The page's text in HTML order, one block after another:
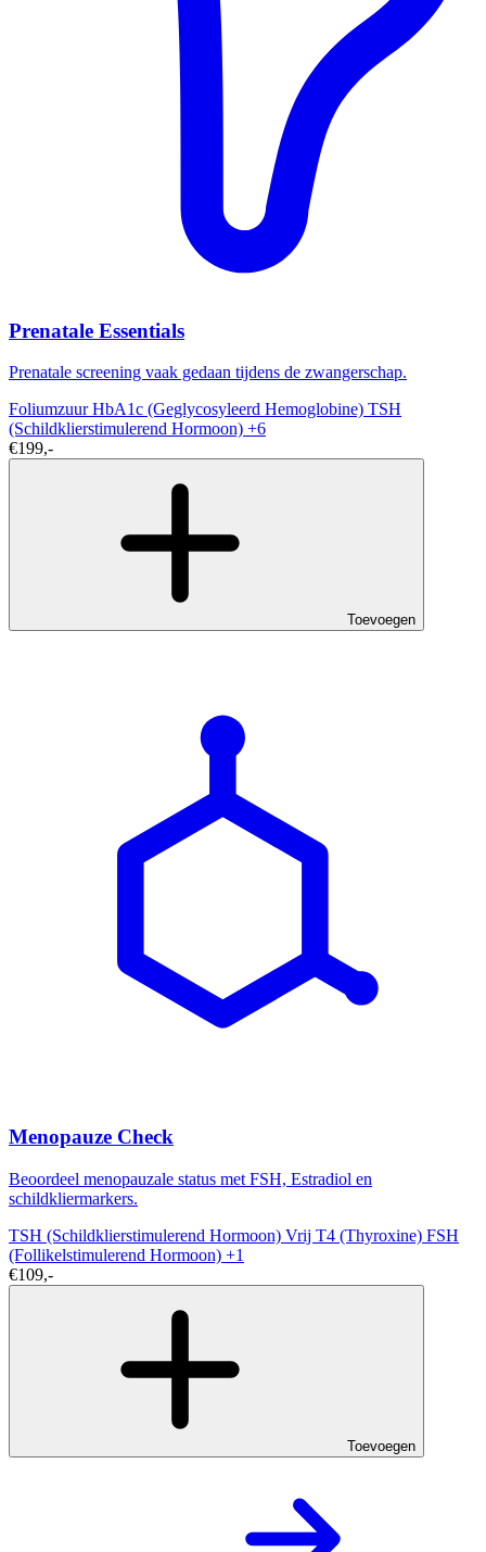
Prenatale Essentials
Prenatale screening vaak gedaan tijdens de zwangerschap.
FoliumzuurHbA1c (Geglycosyleerd Hemoglobine) TSH
(Schildklierstimulerend Hormoon) +6
€199,-
Toevoegen
Menopauze Check
Beoordeel menopauzale status met FSH, Estradiol en
schildkliermarkers.
TSH (Schildklierstimulerend Hormoon) Vrij T4 (Thyroxine) FSH
(Follikelstimulerend Hormoon) +1
€109,-
Toevoegen